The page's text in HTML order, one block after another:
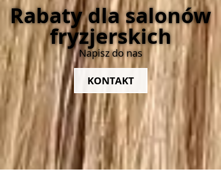
Rabaty dla salonów
fryzjerskich
Napisz do nas
KONTAKT